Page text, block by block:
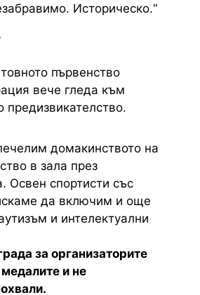
Историческо.“
първенство
вече гледа към
домакинството на
в зала през
Освен спортисти със
да включим и още
и интелектуални
за организаторите
и не